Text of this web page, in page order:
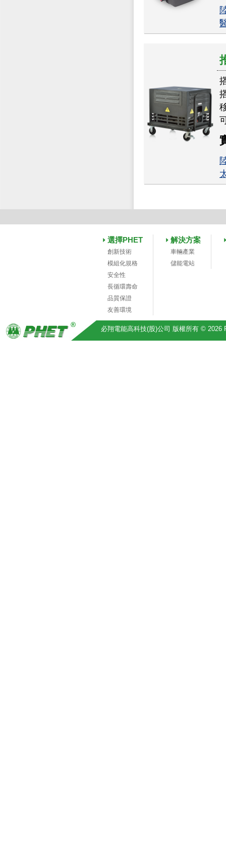
選擇PHET
創新技術
模組化規格
安全性
長循環壽命
品質保證
友善環境
解決方案
車輛產業
儲能電站
必翔電能高科技(股)公司 版權所有 © 2026